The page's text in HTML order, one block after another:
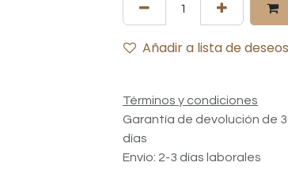
Añadir a lista de deseos
Términos y condiciones
Garantía de devolución de
días
Envío: 2-3 días laborales